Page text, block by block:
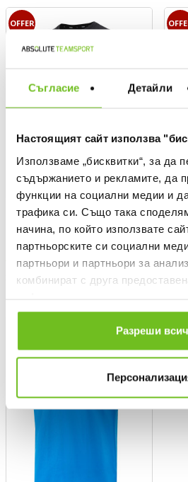
Съгласие Детайли
Настоящият сайт използва
Използваме „бисквитки“, за да
съдържанието и рекламите, да
функции на социални медии и
трафика си. Също така
начина, по който използвате
партньорските си социални
партньори и партньори за
комбинират с друга
ползването от Ваша страна на
Разреши
OFFER
ГУНДИ
Тениска ESS Small Logo -
Гунди
Текуща цена:
18,84 €/36,85 лв.
Редовна цена:
37,69 €Редовна цена
Разлика
52,60 €